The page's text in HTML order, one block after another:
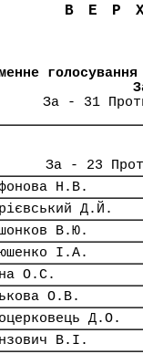
За - 31
За - 23
Н.В.
Д.Й.
В.Ю.
І.А.
О.С.
О.В.
Д.О.
В.І.